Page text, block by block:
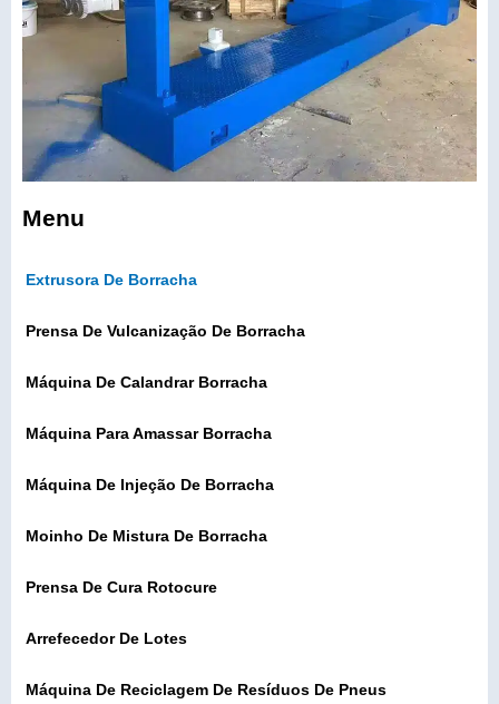
Menu
Extrusora De Borracha
Prensa De Vulcanização De Borracha
Máquina De Calandrar Borracha
Máquina Para Amassar Borracha
Máquina De Injeção De Borracha
Moinho De Mistura De Borracha
Prensa De Cura Rotocure
Arrefecedor De Lotes
Máquina De Reciclagem De Resíduos De Pneus